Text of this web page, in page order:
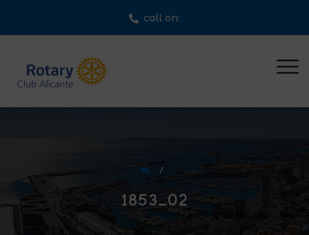
call on:
/
1853_02